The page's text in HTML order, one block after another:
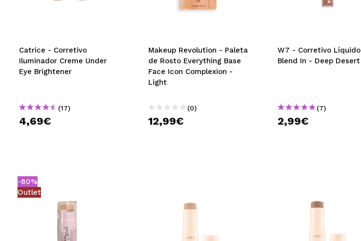
TRAVEL SIZE
NATURE
DESCONTOS
OUTLET
BLOG
Catrice - Corretivo
Iluminador Creme Under
Eye Brightener
(17)
4,69€
Makeup Revolution - Paleta
de Rosto Everything Base
Face Icon Complexion -
Light
(0)
12,99€
W7 - Corretivo Líquido
Blend In - Deep Desert
(7)
2,99€
-80%
Outlet